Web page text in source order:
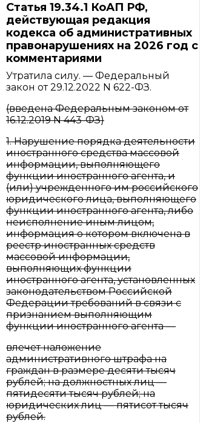
Статья 19.34.1 КоАП РФ,
действующая редакция
кодекса об административных
правонарушениях на 2026 год с
комментариями
Утратила силу. — Федеральный
закон от 29.12.2022 N 622-ФЗ.
(введена Федеральным законом от
16.12.2019 N 443-ФЗ)
1. Нарушение порядка деятельности
иностранного средства массовой
информации, выполняющего
функции иностранного агента, и
(или) учрежденного им российского
юридического лица, выполняющего
функции иностранного агента, либо
неисполнение иным лицом,
информация о котором включена в
реестр иностранных средств
массовой информации,
выполняющих функции
иностранного агента, установленных
законодательством Российской
Федерации требований в связи с
признанием выполняющим
функции иностранного агента —
влечет наложение
административного штрафа на
граждан в размере десяти тысяч
рублей; на должностных лиц —
пятидесяти тысяч рублей; на
юридических лиц — пятисот тысяч
рублей.